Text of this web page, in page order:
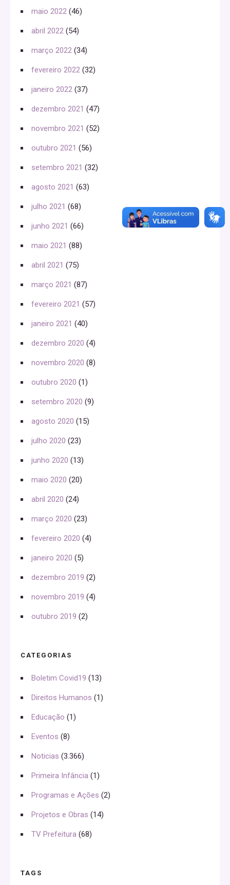
maio 2022 (46)
abril 2022 (54)
março 2022 (34)
fevereiro 2022 (32)
janeiro 2022 (37)
dezembro 2021 (47)
novembro 2021 (52)
outubro 2021 (56)
setembro 2021 (32)
agosto 2021 (63)
julho 2021 (68)
junho 2021 (66)
maio 2021 (88)
abril 2021 (75)
março 2021 (87)
fevereiro 2021 (57)
janeiro 2021 (40)
dezembro 2020 (4)
novembro 2020 (8)
outubro 2020 (1)
setembro 2020 (9)
agosto 2020 (15)
julho 2020 (23)
junho 2020 (13)
maio 2020 (20)
abril 2020 (24)
março 2020 (23)
fevereiro 2020 (4)
janeiro 2020 (5)
dezembro 2019 (2)
novembro 2019 (4)
outubro 2019 (2)
CATEGORIAS
Boletim Covid19 (13)
Direitos Humanos (1)
Educação (1)
Eventos (8)
Noticias (3.366)
Primeira Infância (1)
Programas e Ações (2)
Projetos e Obras (14)
TV Prefeitura (68)
TAGS